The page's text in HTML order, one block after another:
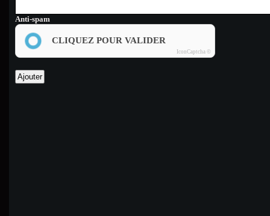
Anti-spam
CLIQUEZ POUR VALIDER
IconCaptcha ©